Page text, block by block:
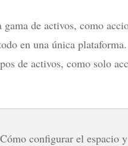
de activos, como
en una única plataforma.
de activos, como solo
Cómo configurar el espacio